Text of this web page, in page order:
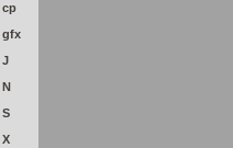
cp
gfx
J
N
S
X